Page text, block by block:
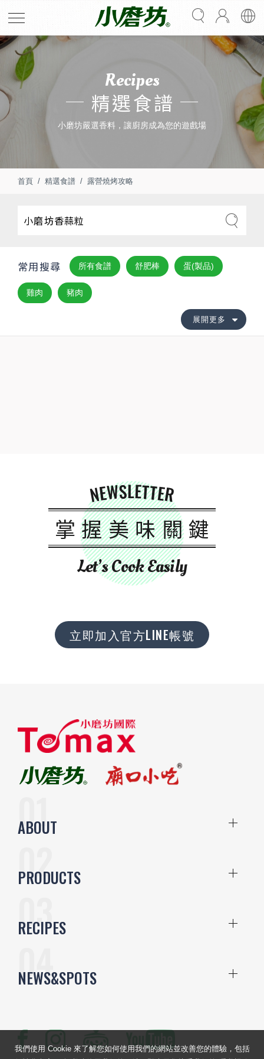
Recipes
精選食譜
小磨坊嚴選香料，讓廚房成為您的遊戲場
首頁 精選食譜 露營燒烤攻略
常用搜尋 所有食譜 舒肥棒 蛋(製品)
雞肉 豬肉
展開更多
NEWSLETTER
掌握美味關鍵
Let’s Cook Easily
立即加入官方LINE帳號
ABOUT
PRODUCTS
RECIPES
NEWS&SPOTS
我們使用 Cookie 來了解您如何使用我們的網站並改善您的體驗，包括